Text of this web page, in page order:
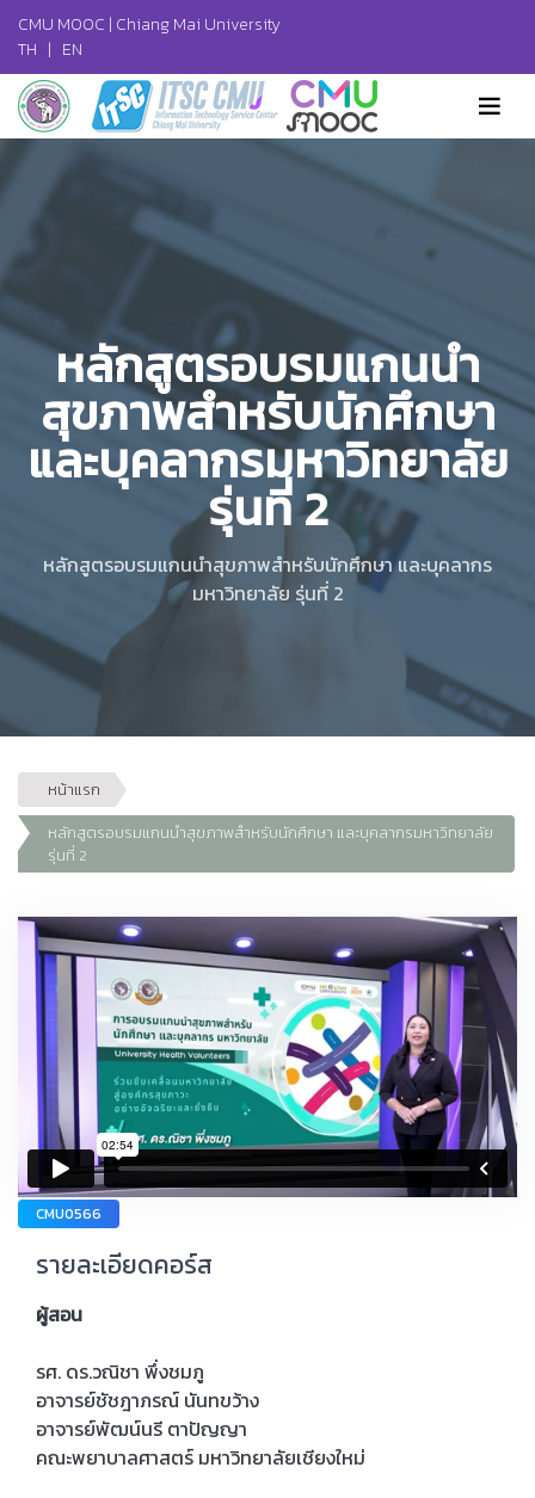
CMU MOOC | Chiang Mai University
TH | EN
หลักสูตรอบรมแกนนำ
สุขภาพสำหรับนักศึกษา
และบุคลากรมหาวิทยาลัย
รุ่นที่ 2
หลักสูตรอบรมแกนนำสุขภาพสำหรับนักศึกษา และบุคลากร
มหาวิทยาลัย รุ่นที่ 2
หน้าแรก
หลักสูตรอบรมแกนนำสุขภาพสำหรับนักศึกษา และบุคลากรมหาวิทยาลัย
รุ่นที่ 2
CMU0566
รายละเอียดคอร์ส
ผู้สอน
รศ. ดร.วณิชา พึ่งชมภู
อาจารย์ชัชฎาภรณ์ นันทขว้าง
อาจารย์พัฒน์นรี ตาปัญญา
คณะพยาบาลศาสตร์ มหาวิทยาลัยเชียงใหม่